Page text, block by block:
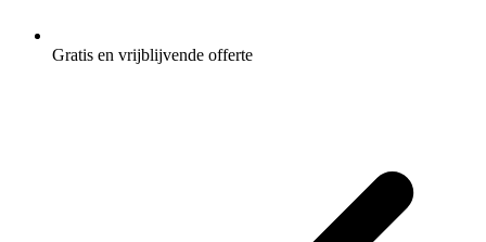
Gratis en vrijblijvende offerte